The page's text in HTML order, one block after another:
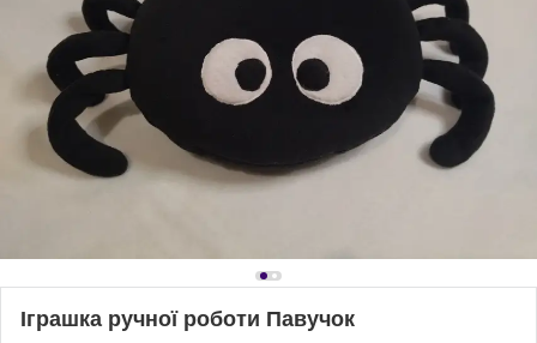
Іграшка ручної роботи Павучок